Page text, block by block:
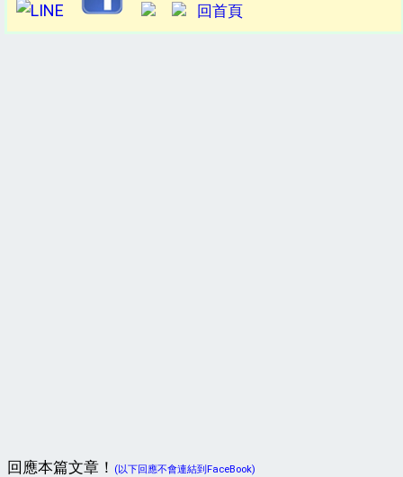
回首頁
回應本篇文章！
(以下回應不會連結到FaceBook)